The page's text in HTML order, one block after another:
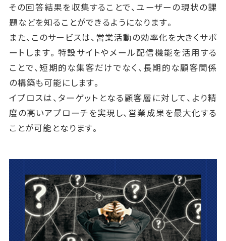
その回答結果を収集することで、ユーザーの現状の課
題などを知ることができるようになります。
また、このサービスは、営業活動の効率化を大きくサポ
ートします。特設サイトやメール配信機能を活用する
ことで、短期的な集客だけでなく、長期的な顧客関係
の構築も可能にします。
イプロスは、ターゲットとなる顧客層に対して、より精
度の高いアプローチを実現し、営業成果を最大化する
ことが可能となります。